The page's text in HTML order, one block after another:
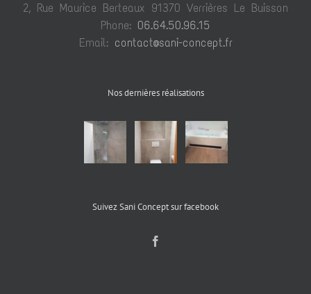
2, Rue Maurice Berteaux 91370 Verrières Le Buisson
Phone: 06.64.50.96.15
Email: contact@sani-concept.fr
Nos dernières réalisations
Suivez Sani Concept sur facebook